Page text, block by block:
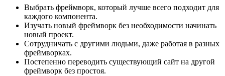
Выбрать фреймворк, который лучше всего подходит для
каждого компонента.
Изучать новый фреймворк без необходимости начинать
новый проект.
Сотрудничать с другими людьми, даже работая в разных
фреймворках.
Постепенно переводить существующий сайт на другой
фреймворк без простоя.